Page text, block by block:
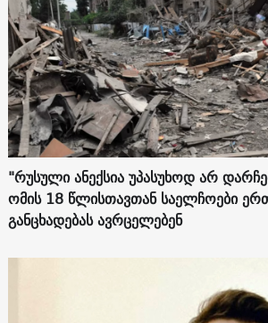
"რუსული ანექსია უპასუხოდ არ
ომის 18 წლისთავთან საელჩოები
განცხადებას ავრცელებენ